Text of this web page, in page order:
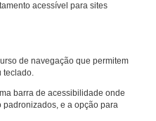
acessível para sites
de navegação que permitem
teclado.
barra de acessibilidade onde
e a opção para